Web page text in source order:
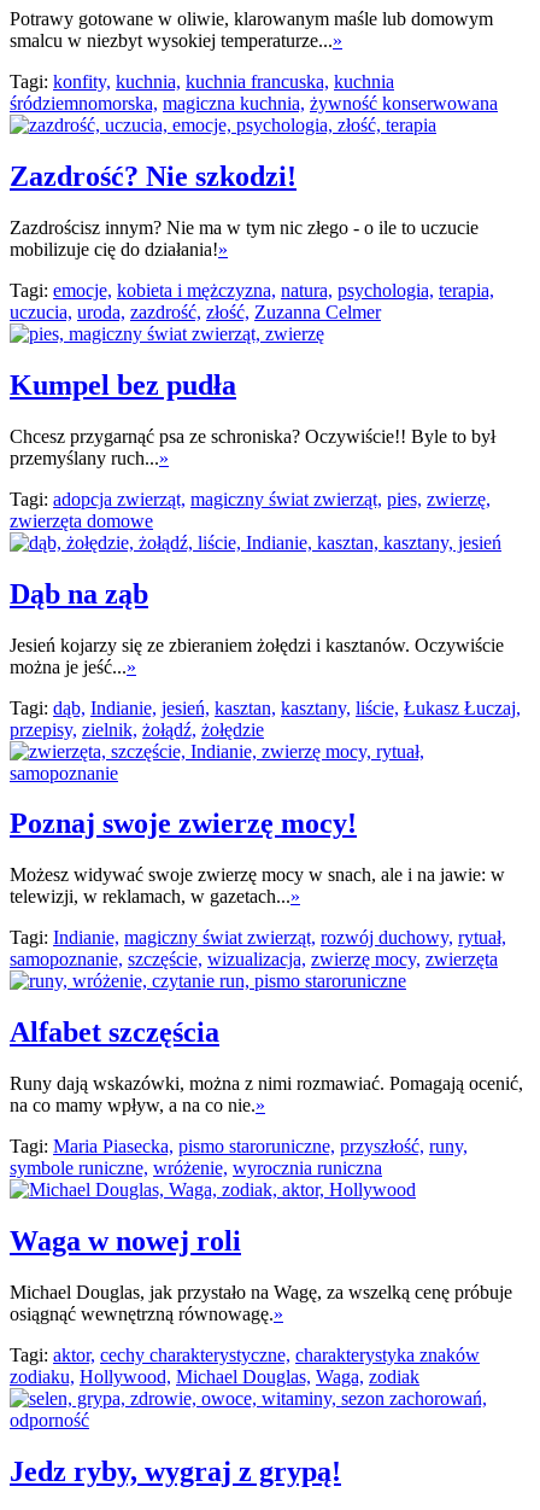
Potrawy gotowane w oliwie, klarowanym maśle lub domowym
smalcu w niezbyt wysokiej temperaturze...»
Tagi: konfity, kuchnia, kuchnia francuska, kuchnia
śródziemnomorska, magiczna kuchnia, żywność konserwowana
Zazdrość? Nie szkodzi!
Zazdrościsz innym? Nie ma w tym nic złego - o ile to uczucie
mobilizuje cię do działania!»
Tagi: emocje, kobieta i mężczyzna, natura, psychologia, terapia,
uczucia, uroda, zazdrość, złość, Zuzanna Celmer
Kumpel bez pudła
Chcesz przygarnąć psa ze schroniska? Oczywiście!! Byle to był
przemyślany ruch...»
Tagi: adopcja zwierząt, magiczny świat zwierząt, pies, zwierzę,
zwierzęta domowe
Dąb na ząb
Jesień kojarzy się ze zbieraniem żołędzi i kasztanów. Oczywiście
można je jeść...»
Tagi: dąb, Indianie, jesień, kasztan, kasztany, liście, Łukasz Łuczaj,
przepisy, zielnik, żołądź, żołędzie
Poznaj swoje zwierzę mocy!
Możesz widywać swoje zwierzę mocy w snach, ale i na jawie: w
telewizji, w reklamach, w gazetach...»
Tagi: Indianie, magiczny świat zwierząt, rozwój duchowy, rytuał,
samopoznanie, szczęście, wizualizacja, zwierzę mocy, zwierzęta
Alfabet szczęścia
Runy dają wskazówki, można z nimi rozmawiać. Pomagają ocenić,
na co mamy wpływ, a na co nie.»
Tagi: Maria Piasecka, pismo staroruniczne, przyszłość, runy,
symbole runiczne, wróżenie, wyrocznia runiczna
Waga w nowej roli
Michael Douglas, jak przystało na Wagę, za wszelką cenę próbuje
osiągnąć wewnętrzną równowagę.»
Tagi: aktor, cechy charakterystyczne, charakterystyka znaków
zodiaku, Hollywood, Michael Douglas, Waga, zodiak
Jedz ryby, wygraj z grypą!